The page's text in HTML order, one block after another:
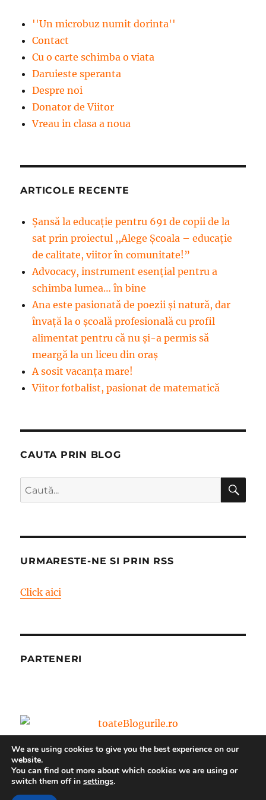
''Un microbuz numit dorinta''
Contact
Cu o carte schimba o viata
Daruieste speranta
Despre noi
Donator de Viitor
Vreau in clasa a noua
ARTICOLE RECENTE
Șansă la educație pentru 691 de copii de la
sat prin proiectul ,,Alege Școala – educație
de calitate, viitor în comunitate!”
Advocacy, instrument esenţial pentru a
schimba lumea… în bine
Ana este pasionată de poezii și natură, dar
învață la o școală profesională cu profil
alimentat pentru că nu și-a permis să
meargă la un liceu din oraș
A sosit vacanța mare!
Viitor fotbalist, pasionat de matematică
CAUTA PRIN BLOG
Caută
după:
URMARESTE-NE SI PRIN RSS
Click aici
PARTENERI
Blog – World Vision Romania
We are using cookies to give you the best experience on our
website.
You can find out more about which cookies we are using or
switch them off in settings.